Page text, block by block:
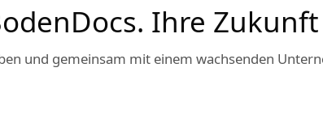
Ihre
und gemeinsam mit einem wachsenden